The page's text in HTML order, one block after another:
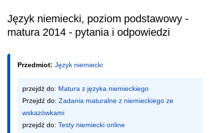
Język niemiecki, poziom podstawowy -
matura 2014 - pytania i odpowiedzi
Przedmiot: Język niemiecki
przejdź do: Matura z języka niemieckiego
Przejdź do: Zadania maturalne z niemieckiego ze
wskazówkami
przejdź do: Testy niemiecki online